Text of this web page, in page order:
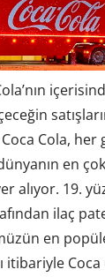
Cola,
en
alıyor. 19.
ilaç
en
itibariyle